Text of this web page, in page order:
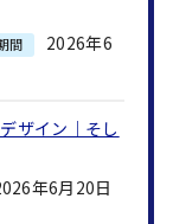
間
2026年6
ザイン｜そし
年6月20日